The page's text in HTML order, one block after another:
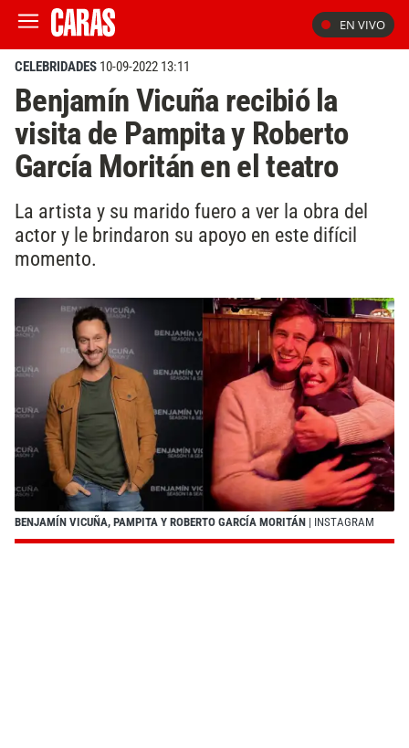
EN VIVO
CELEBRIDADES 10-09-2022 13:11
Benjamín Vicuña recibió la
visita de Pampita y Roberto
García Moritán en el teatro
La artista y su marido fuero a ver la obra del
actor y le brindaron su apoyo en este difícil
momento.
BENJAMÍN VICUÑA, PAMPITA Y ROBERTO GARCÍA MORITÁN | INSTAGRAM